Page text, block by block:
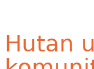
Hutan